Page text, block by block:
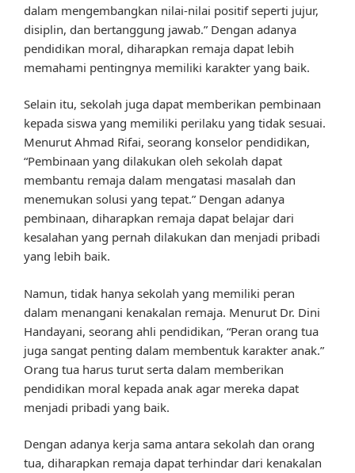
dalam mengembangkan nilai-nilai positif seperti jujur,
disiplin, dan bertanggung jawab.” Dengan adanya
pendidikan moral, diharapkan remaja dapat lebih
memahami pentingnya memiliki karakter yang baik.
Selain itu, sekolah juga dapat memberikan pembinaan
kepada siswa yang memiliki perilaku yang tidak sesuai.
Menurut Ahmad Rifai, seorang konselor pendidikan,
“Pembinaan yang dilakukan oleh sekolah dapat
membantu remaja dalam mengatasi masalah dan
menemukan solusi yang tepat.” Dengan adanya
pembinaan, diharapkan remaja dapat belajar dari
kesalahan yang pernah dilakukan dan menjadi pribadi
yang lebih baik.
Namun, tidak hanya sekolah yang memiliki peran
dalam menangani kenakalan remaja. Menurut Dr. Dini
Handayani, seorang ahli pendidikan, “Peran orang tua
juga sangat penting dalam membentuk karakter anak.”
Orang tua harus turut serta dalam memberikan
pendidikan moral kepada anak agar mereka dapat
menjadi pribadi yang baik.
Dengan adanya kerja sama antara sekolah dan orang
tua, diharapkan remaja dapat terhindar dari kenakalan